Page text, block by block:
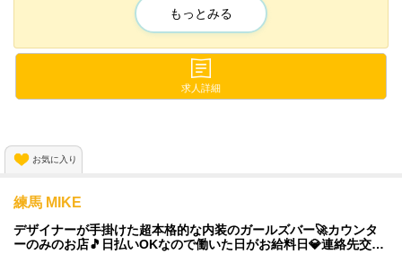
などなど！稼ぎやすい環境が整っています💫
オシャレを楽しみながら働けるので
気分が上がること間違いなし😳
◆アルバイトさんも募集中
■■□―――――――――――――――――――□■■
当店【Girl's Bar Al'aise（アレーズ）野毛・桜木町店】は
入社を決めてくれた方には《お祝い金》を贈呈します！
お得にお仕事をスタートできるチャンスです⚡
当社は長年に渡り、様々な一流スタッフを育ててきました！
だから、スタッフのつまづくポイントは幅広く熟知しております
あなたも万全のフォローですぐに一人前に導きます！
もっとみる
求人詳細
お気に入り
練馬 MIKE
デザイナーが手掛けた超本格的な内装のガールズバー🚀カウンタ
ーのみのお店🎵日払いOKなので働いた日がお給料日💎連絡先交換